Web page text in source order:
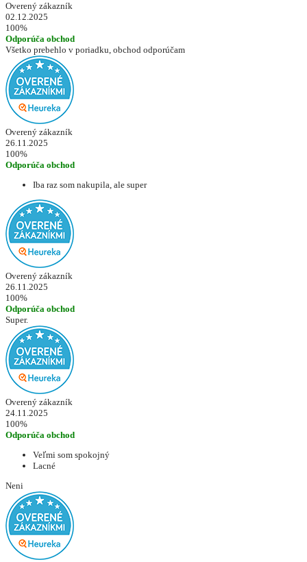
Overený zákazník
02.12.2025
100%
Odporúča obchod
Všetko prebehlo v poriadku, obchod odporúčam
Overený zákazník
26.11.2025
100%
Odporúča obchod
Iba raz som nakupila, ale super
Overený zákazník
26.11.2025
100%
Odporúča obchod
Super.
Overený zákazník
24.11.2025
100%
Odporúča obchod
Veľmi som spokojný
Lacné
Neni